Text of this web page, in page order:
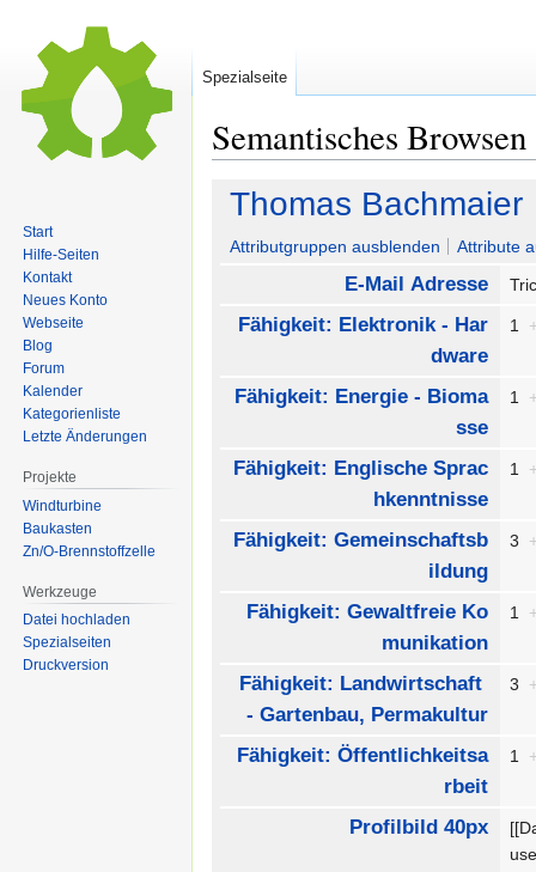
Semantisches Browsen
Zur
Navigation
springen
Zur
Suche
springen
Thomas Bachmaier
Attributgruppen ausblenden Attribute
E-Mail Adresse
Fähigkeit: Elektronik - Har
dware
1
Fähigkeit: Energie - Bioma
sse
1
Fähigkeit: Englische Sprac
hkenntnisse
1
Fähigkeit: Gemeinschaftsb
ildung
3
Fähigkeit: Gewaltfreie Ko
munikation
1
Fähigkeit: Landwirtschaft
- Gartenbau, Permakultur
3
Fähigkeit: Öffentlichkeitsa
rbeit
1
Profilbild 40px
Spezialseite
Start
Hilfe-Seiten
Kontakt
Neues Konto
Webseite
Blog
Forum
Kalender
Kategorienliste
Letzte Änderungen
Projekte
Windturbine
Baukasten
Zn/O-Brennstoffzelle
Werkzeuge
Datei hochladen
Spezialseiten
Druckversion